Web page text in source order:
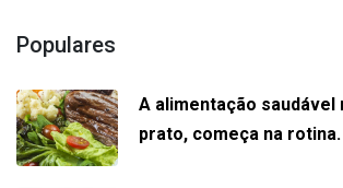
Populares
A alimentação saudável
prato, começa na rotina.